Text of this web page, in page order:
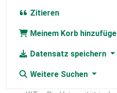
Zitieren
Meinem Korb
Datensatz speichern
Weitere Suchen